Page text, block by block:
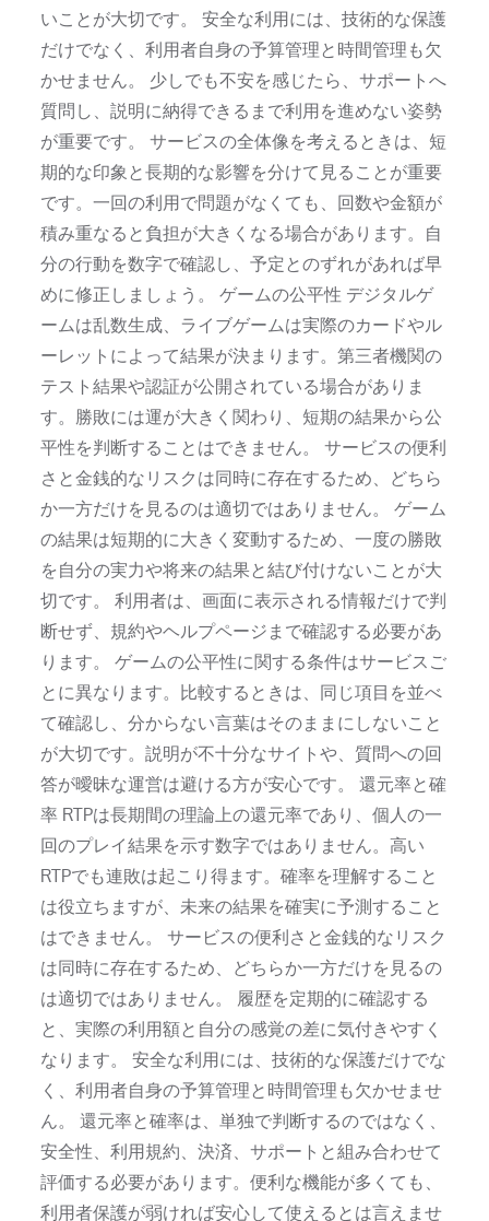
いことが大切です。 安全な利用には、技術的な保護
だけでなく、利用者自身の予算管理と時間管理も欠
かせません。 少しでも不安を感じたら、サポートへ
質問し、説明に納得できるまで利用を進めない姿勢
が重要です。 サービスの全体像を考えるときは、短
期的な印象と長期的な影響を分けて見ることが重要
です。一回の利用で問題がなくても、回数や金額が
積み重なると負担が大きくなる場合があります。自
分の行動を数字で確認し、予定とのずれがあれば早
めに修正しましょう。 ゲームの公平性 デジタルゲ
ームは乱数生成、ライブゲームは実際のカードやル
ーレットによって結果が決まります。第三者機関の
テスト結果や認証が公開されている場合がありま
す。勝敗には運が大きく関わり、短期の結果から公
平性を判断することはできません。 サービスの便利
さと金銭的なリスクは同時に存在するため、どちら
か一方だけを見るのは適切ではありません。 ゲーム
の結果は短期的に大きく変動するため、一度の勝敗
を自分の実力や将来の結果と結び付けないことが大
切です。 利用者は、画面に表示される情報だけで判
断せず、規約やヘルプページまで確認する必要があ
ります。 ゲームの公平性に関する条件はサービスご
とに異なります。比較するときは、同じ項目を並べ
て確認し、分からない言葉はそのままにしないこと
が大切です。説明が不十分なサイトや、質問への回
答が曖昧な運営は避ける方が安心です。 還元率と確
率 RTPは長期間の理論上の還元率であり、個人の一
回のプレイ結果を示す数字ではありません。高い
RTPでも連敗は起こり得ます。確率を理解すること
は役立ちますが、未来の結果を確実に予測すること
はできません。 サービスの便利さと金銭的なリスク
は同時に存在するため、どちらか一方だけを見るの
は適切ではありません。 履歴を定期的に確認する
と、実際の利用額と自分の感覚の差に気付きやすく
なります。 安全な利用には、技術的な保護だけでな
く、利用者自身の予算管理と時間管理も欠かせませ
ん。 還元率と確率は、単独で判断するのではなく、
安全性、利用規約、決済、サポートと組み合わせて
評価する必要があります。便利な機能が多くても、
利用者保護が弱ければ安心して使えるとは言えませ